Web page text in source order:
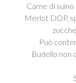
Carne di
Merlot DOP,
Può
Budello non